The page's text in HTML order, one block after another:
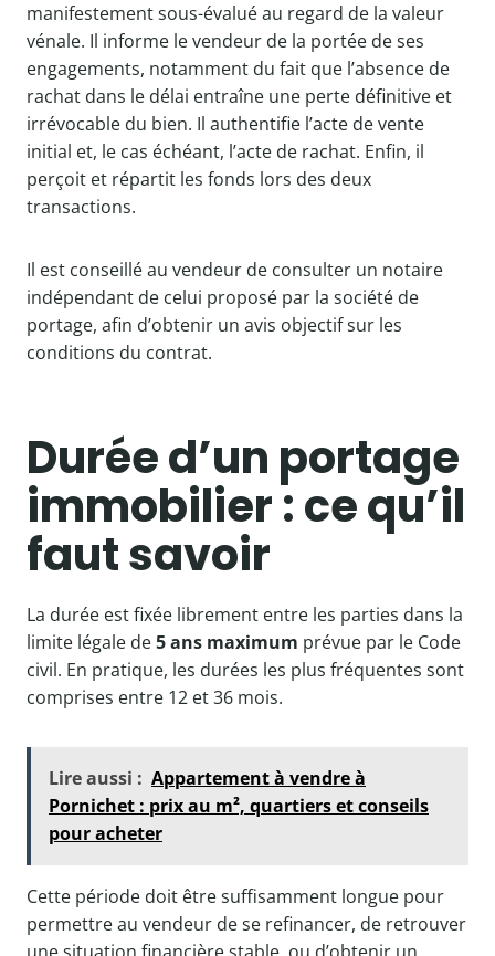
manifestement sous-évalué au regard de la valeur
vénale. Il informe le vendeur de la portée de ses
engagements, notamment du fait que l’absence de
rachat dans le délai entraîne une perte définitive et
irrévocable du bien. Il authentifie l’acte de vente
initial et, le cas échéant, l’acte de rachat. Enfin, il
perçoit et répartit les fonds lors des deux
transactions.
Il est conseillé au vendeur de consulter un notaire
indépendant de celui proposé par la société de
portage, afin d’obtenir un avis objectif sur les
conditions du contrat.
Durée d’un portage
immobilier : ce qu’il
faut savoir
La durée est fixée librement entre les parties dans la
limite légale de5 ans maximum prévue par le Code
civil. En pratique, les durées les plus fréquentes sont
comprises entre 12 et 36 mois.
Lire aussi : Appartement à vendre à
Pornichet : prix au m², quartiers et conseils
pour acheter
Cette période doit être suffisamment longue pour
permettre au vendeur de se refinancer, de retrouver